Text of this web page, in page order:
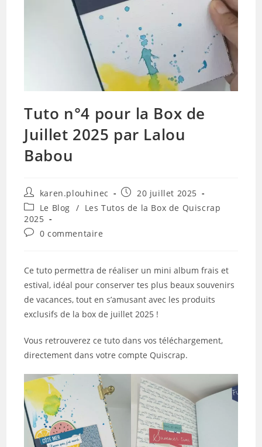
Tuto n°4 pour la Box de
Juillet 2025 par Lalou
Babou
Auteur/autrice
de
la
publication :
karen.plouhinec
Publication
publiée :
20 juillet 2025
Post
category:
Le Blog / Les Tutos de la Box de Quiscrap
2025
Commentaires
publication :
0 commentaire
Ce tuto permettra de réaliser un mini album frais et
estival, idéal pour conserver tes plus beaux souvenirs
de vacances, tout en s’amusant avec les produits
exclusifs de la box de juillet 2025 !
Vous retrouverez ce tuto dans vos téléchargement,
directement dans votre compte Quiscrap.